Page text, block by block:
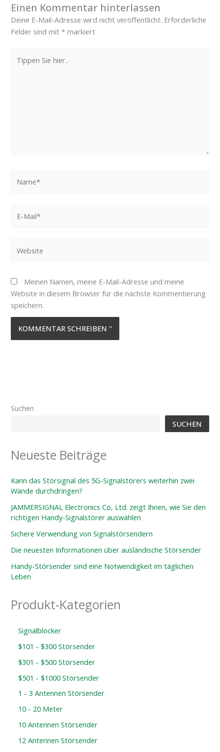
Einen Kommentar hinterlassen
Deine E-Mail-Adresse wird nicht veröffentlicht. Erforderliche
Felder sind mit* markiert
Sie
Mail*
Meinen Namen, meine E-Mail-Adresse und meine
Website in diesem Browser für die nächste Kommentierung
speichern.
Suchen
SUCHEN
Neueste Beiträge
Kann das Störsignal des 5G-Signalstörers weiterhin zwei
Wände durchdringen?
JAMMERSIGNAL Electronics Co, Ltd. zeigt Ihnen, wie Sie den
richtigen Handy-Signalstörer auswählen
Sichere Verwendung von Signalstörsendern
Die neuesten Informationen über ausländische Störsender
Handy-Störsender sind eine Notwendigkeit im täglichen
Leben
Produkt-Kategorien
Signalblocker
$101 - $300 Störsender
$301 - $500 Störsender
$501 - $1000 Störsender
1 - 3 Antennen Störsender
10 - 20 Meter
10 Antennen Störsender
12 Antennen Störsender